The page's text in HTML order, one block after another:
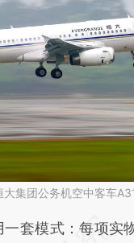
集团公务机空中客车
话：本文由第
套模式：每项实